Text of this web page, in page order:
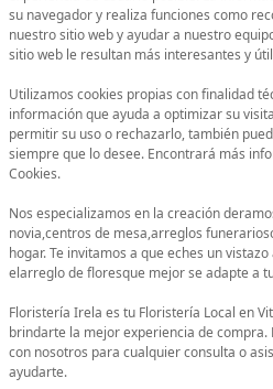
su navegador y realiza funciones como
nuestro sitio web y ayudar a nuestro
sitio web le resultan más interesantes y
Utilizamos cookies propias con finalidad
información que ayuda a optimizar su
permitir su uso o rechazarlo, también
siempre que lo desee. Encontrará más
Cookies.
Nos especializamos en la creación
novia,centros de mesa,arreglos
hogar. Te invitamos a que eches un
elarreglo de floresque mejor se adapte a
Floristería Irela es tu Floristería Local en
brindarte la mejor experiencia de
con nosotros para cualquier consulta o
ayudarte.